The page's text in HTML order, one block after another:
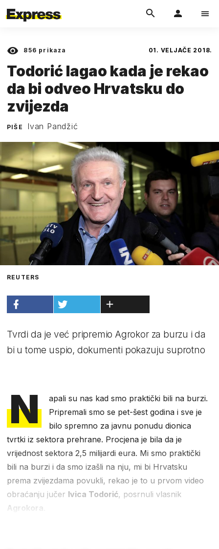
856 prikaza 01. VELJAČE 2018.
Todorić lagao kada je rekao
da bi odveo Hrvatsku do
zvijezda
PIŠE Ivan Pandžić
REUTERS
Tvrdi da je već pripremio Agrokor za burzu i da
bi u tome uspio, dokumenti pokazuju suprotno
N
apali su nas kad smo praktički bili na burzi.
Pripremali smo se pet-šest godina i sve je
bilo spremno za javnu ponudu dionica
tvrtki iz sektora prehrane. Procjena je bila da je
vrijednost sektora 2,5 milijardi eura. Mi smo praktički
bili na burzi i da smo izašli na nju, mi bi Hrvatsku
prema zvijezdama povukli, rekao je to u prvom video
obraćanju jučer Ivica Todorić, posrnuli vlasnik
Agrokora